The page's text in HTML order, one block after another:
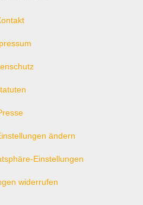
ändern
Einstellungen
widerrufen